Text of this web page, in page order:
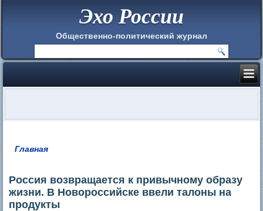
Эхо России
Общественно-политический журнал
Главная
Россия возвращается к привычному образу
жизни. В Новороссийске ввели талоны на
продукты